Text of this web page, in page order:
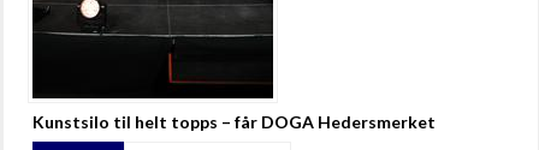
Kunstsilo til helt topps – får DOGA Hedersmerket